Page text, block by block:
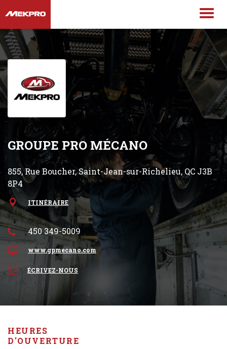
GROUPE PRO MÉCANO
855, Rue Boucher, Saint-Jean-sur-Richelieu, QC J3B
8P4
ITINÉRAIRE
450 349-5009
www.gpmecano.com
ÉCRIVEZ-NOUS
HEURES
D'OUVERTURE